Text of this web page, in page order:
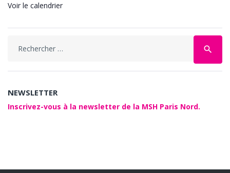
Voir le calendrier
search
NEWSLETTER
Inscrivez-vous à la newsletter de la MSH Paris Nord.